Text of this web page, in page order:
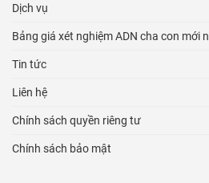
Địa chỉ
Hotline: 0981 123 106
KIÊN GIANG
Địa chỉ
Dịch vụ
Bảng giá xét nghiệm ADN cha con mới
Tin tức
Liên hệ
Chính sách quyền riêng tư
Chính sách bảo mật